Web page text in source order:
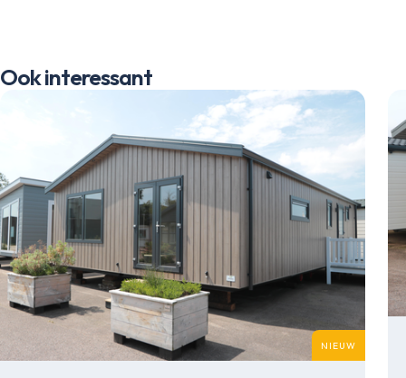
Ook interessant
NIEUW